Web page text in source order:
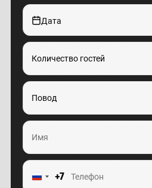
Дата
Количество гостей
Повод
+7